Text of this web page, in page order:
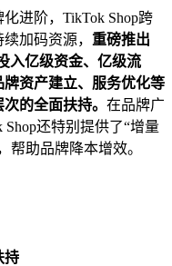
进阶，TikTok Shop跨
加码资源， 重磅推出
入亿级资金、亿级流
资产建立、服务优化等
的全面扶持。 在品牌广
还特别提供了“增量
帮助品牌降本增效。
持